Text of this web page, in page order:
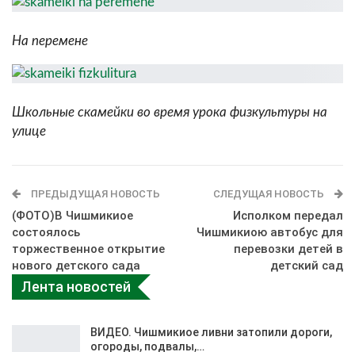
На перемене
Школьные скамейки во время урока физкультуры на
улице
ПРЕДЫДУЩАЯ НОВОСТЬ
(ФОТО)В Чишмикиое
состоялось
торжественное открытие
нового детского сада
СЛЕДУЩАЯ НОВОСТЬ
Исполком передал
Чишмикиою автобус для
перевозки детей в
детский сад
Лента новостей
ВИДЕО. Чишмикиое ливни затопили дороги,
огороды, подвалы,…